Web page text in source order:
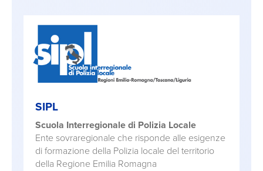
SIPL
Scuola Interregionale di Polizia Locale
Ente sovraregionale che risponde alle esigenze
di formazione della Polizia locale del territorio
della Regione Emilia Romagna